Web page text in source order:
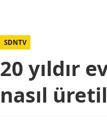
SDNTV
20 yıldır
nasıl